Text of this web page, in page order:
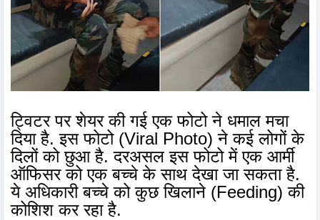
ट्विटर पर शेयर की गई एक फोटो ने धमाल मचा
दिया है. इस फोटो (Viral Photo) ने कई लोगों के
दिलों को छुआ है. दरअसल इस फोटो में एक आर्मी
ऑफिसर को एक बच्चे के साथ देखा जा सकता है.
ये अधिकारी बच्चे को कुछ खिलाने (Feeding) की
कोशिश कर रहा है.